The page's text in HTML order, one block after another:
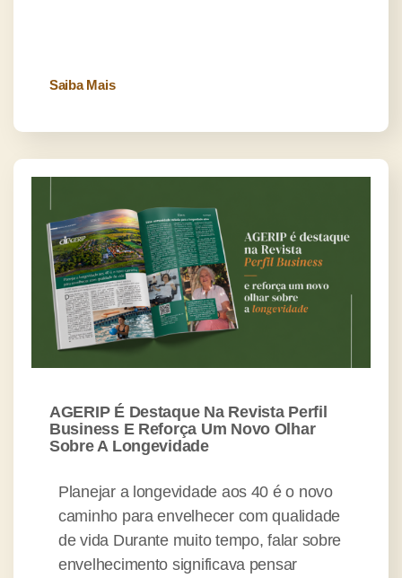
Saiba Mais
AGERIP É Destaque Na Revista Perfil
Business E Reforça Um Novo Olhar
Sobre A Longevidade
Planejar a longevidade aos 40 é o novo
caminho para envelhecer com qualidade
de vida Durante muito tempo, falar sobre
envelhecimento significava pensar